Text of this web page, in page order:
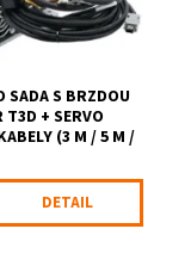
SADA S BRZDOU
T3D + SERVO
(3 M / 5 M /
DETAIL